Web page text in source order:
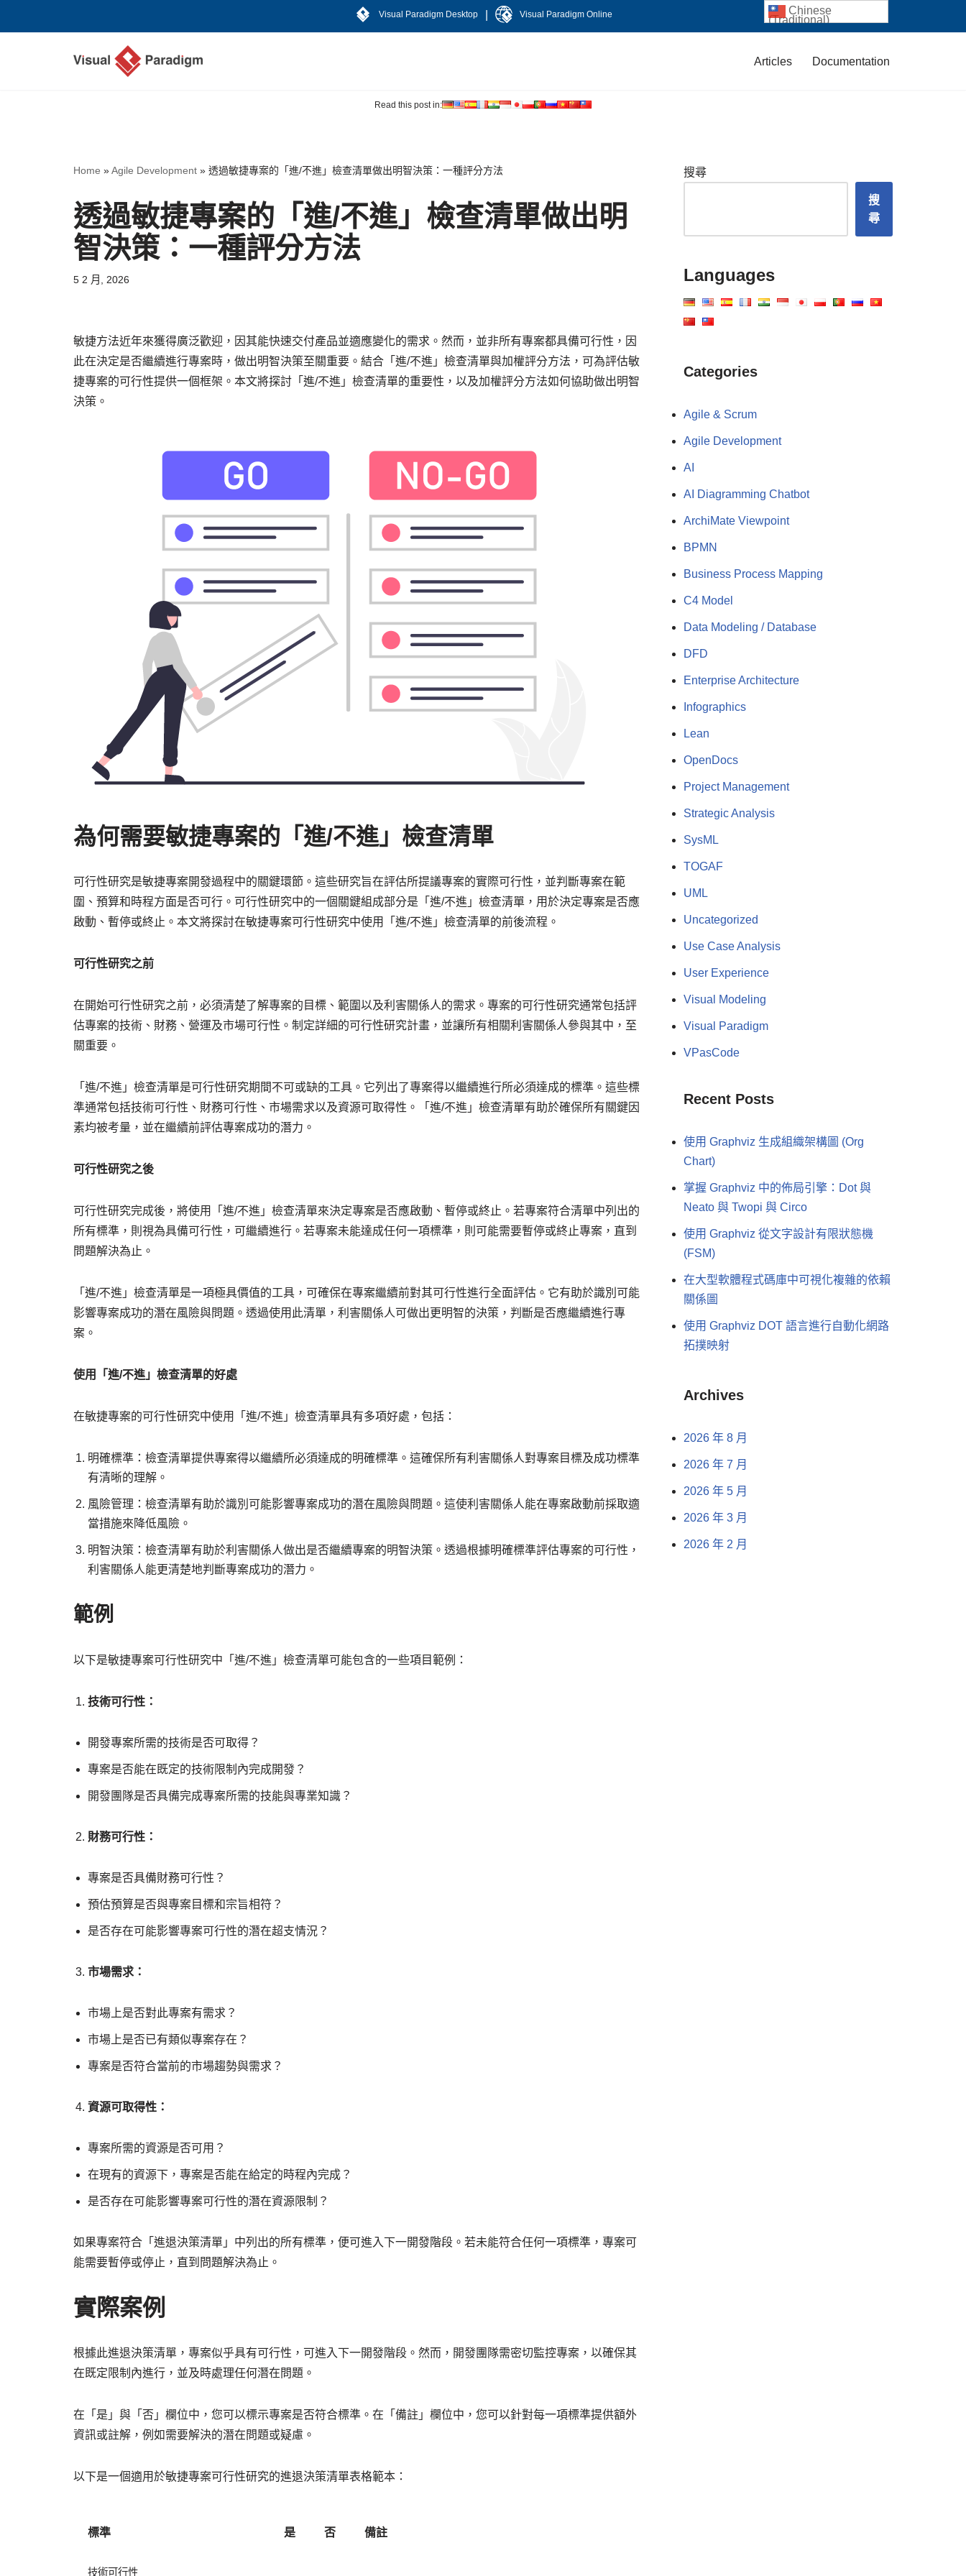
Visual Paradigm Desktop Visual Paradigm Online
Articles Documentation
Read this post in:
Home »Agile Development » 透過敏捷專案的「進/不進」檢查清單做出明智決策：一種評分方法
透過敏捷專案的「進/不進」檢查清單做出明
智決策：一種評分方法
5 2 月, 2026
敏捷方法近年來獲得廣泛歡迎，因其能快速交付產品並適應變化的需求。然而，並非所有專案都具備可行性，因
此在決定是否繼續進行專案時，做出明智決策至關重要。結合「進/不進」檢查清單與加權評分方法，可為評估敏
捷專案的可行性提供一個框架。本文將探討「進/不進」檢查清單的重要性，以及加權評分方法如何協助做出明智
決策。
為何需要敏捷專案的「進/不進」檢查清單
可行性研究是敏捷專案開發過程中的關鍵環節。這些研究旨在評估所提議專案的實際可行性，並判斷專案在範
圍、預算和時程方面是否可行。可行性研究中的一個關鍵組成部分是「進/不進」檢查清單，用於決定專案是否應
啟動、暫停或終止。本文將探討在敏捷專案可行性研究中使用「進/不進」檢查清單的前後流程。
可行性研究之前
在開始可行性研究之前，必須清楚了解專案的目標、範圍以及利害關係人的需求。專案的可行性研究通常包括評
估專案的技術、財務、營運及市場可行性。制定詳細的可行性研究計畫，並讓所有相關利害關係人參與其中，至
關重要。
「進/不進」檢查清單是可行性研究期間不可或缺的工具。它列出了專案得以繼續進行所必須達成的標準。這些標
準通常包括技術可行性、財務可行性、市場需求以及資源可取得性。「進/不進」檢查清單有助於確保所有關鍵因
素均被考量，並在繼續前評估專案成功的潛力。
可行性研究之後
可行性研究完成後，將使用「進/不進」檢查清單來決定專案是否應啟動、暫停或終止。若專案符合清單中列出的
所有標準，則視為具備可行性，可繼續進行。若專案未能達成任何一項標準，則可能需要暫停或終止專案，直到
問題解決為止。
「進/不進」檢查清單是一項極具價值的工具，可確保在專案繼續前對其可行性進行全面評估。它有助於識別可能
影響專案成功的潛在風險與問題。透過使用此清單，利害關係人可做出更明智的決策，判斷是否應繼續進行專
案。
使用「進/不進」檢查清單的好處
在敏捷專案的可行性研究中使用「進/不進」檢查清單具有多項好處，包括：
明確標準：檢查清單提供專案得以繼續所必須達成的明確標準。這確保所有利害關係人對專案目標及成功標準
有清晰的理解。
風險管理：檢查清單有助於識別可能影響專案成功的潛在風險與問題。這使利害關係人能在專案啟動前採取適
當措施來降低風險。
明智決策：檢查清單有助於利害關係人做出是否繼續專案的明智決策。透過根據明確標準評估專案的可行性，
利害關係人能更清楚地判斷專案成功的潛力。
範例
以下是敏捷專案可行性研究中「進/不進」檢查清單可能包含的一些項目範例：
技術可行性：
開發專案所需的技術是否可取得？
專案是否能在既定的技術限制內完成開發？
開發團隊是否具備完成專案所需的技能與專業知識？
財務可行性：
專案是否具備財務可行性？
預估預算是否與專案目標和宗旨相符？
是否存在可能影響專案可行性的潛在超支情況？
市場需求：
市場上是否對此專案有需求？
市場上是否已有類似專案存在？
專案是否符合當前的市場趨勢與需求？
資源可取得性：
專案所需的資源是否可用？
在現有的資源下，專案是否能在給定的時程內完成？
是否存在可能影響專案可行性的潛在資源限制？
如果專案符合「進退決策清單」中列出的所有標準，便可進入下一開發階段。若未能符合任何一項標準，專案可
能需要暫停或停止，直到問題解決為止。
實際案例
根據此進退決策清單，專案似乎具有可行性，可進入下一開發階段。然而，開發團隊需密切監控專案，以確保其
在既定限制內進行，並及時處理任何潛在問題。
在「是」與「否」欄位中，您可以標示專案是否符合標準。在「備註」欄位中，您可以針對每一項標準提供額外
資訊或註解，例如需要解決的潛在問題或疑慮。
以下是一個適用於敏捷專案可行性研究的進退決策清單表格範本：
標準 是 否 備註
技術可行性
搜尋
搜
尋
Languages
Categories
Agile & Scrum
Agile Development
AI
AI Diagramming Chatbot
ArchiMate Viewpoint
BPMN
Business Process Mapping
C4 Model
Data Modeling / Database
DFD
Enterprise Architecture
Infographics
Lean
OpenDocs
Project Management
Strategic Analysis
SysML
TOGAF
UML
Uncategorized
Use Case Analysis
User Experience
Visual Modeling
Visual Paradigm
VPasCode
Recent Posts
使用 Graphviz 生成組織架構圖 (Org
Chart)
掌握 Graphviz 中的佈局引擎：Dot 與
Neato 與 Twopi 與 Circo
使用 Graphviz 從文字設計有限狀態機
(FSM)
在大型軟體程式碼庫中可視化複雜的依賴
關係圖
使用 Graphviz DOT 語言進行自動化網路
拓撲映射
Archives
2026 年 8 月
2026 年 7 月
2026 年 5 月
2026 年 3 月
2026 年 2 月
Chinese
(Traditional)